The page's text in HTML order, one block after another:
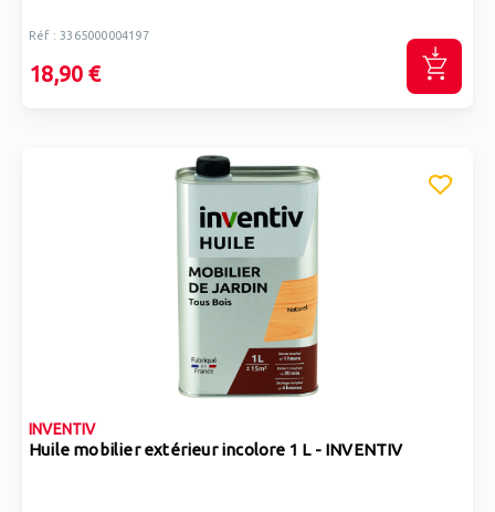
Réf : 3365000004197
18,90 €
INVENTIV
Huile mobilier extérieur incolore 1 L - INVENTIV